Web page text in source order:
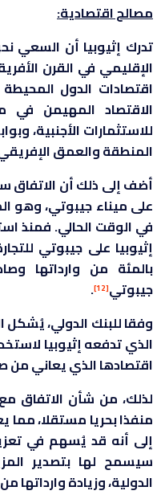
مصالح اقتصادية:
تدرك إثيوبيا أن السعي
الإقليمي في القرن
اقتصادات الدول المحيطة
الاقتصاد المهيمن في
للاستثمارات الأجنبية،
المنطقة والعمق
أضف إلى ذلك أن الاتفاق
على ميناء جيبوتي، وهو
في الوقت الحالي. فمنذ
بالمئة من وارداتها
جيبوتي[12]
.
الذي تدفعه إثيوبيا
اقتصادها الذي يعاني
لذلك، من شأن الاتفاق
منفذا بحريا مستقلا، مما
إلى أنه قد يُسهم في تعزيز
سيسمح لها بتصدير
الدولية، وزيادة وارداتها